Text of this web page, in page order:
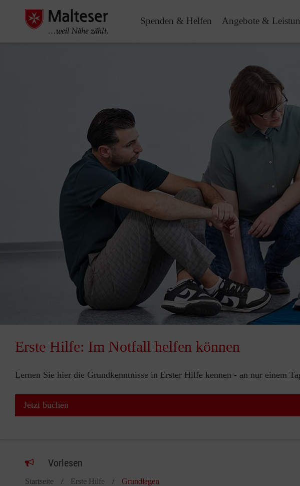
Spenden & Helfen Angebote &
Erste Hilfe: Im Notfall helfen können
Lernen Sie hier die Grundkenntnisse in Erster Hilfe kennen - an nur einem
Jetzt buchen
Vorlesen
Startseite Erste Hilfe Grundlagen